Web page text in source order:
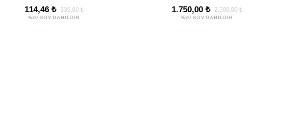
114,46 ₺ 339,00 ₺
%20 KDV DAHİLDİR
1.750,00 ₺ 2.500,00 ₺
%20 KDV DAHİLDİR